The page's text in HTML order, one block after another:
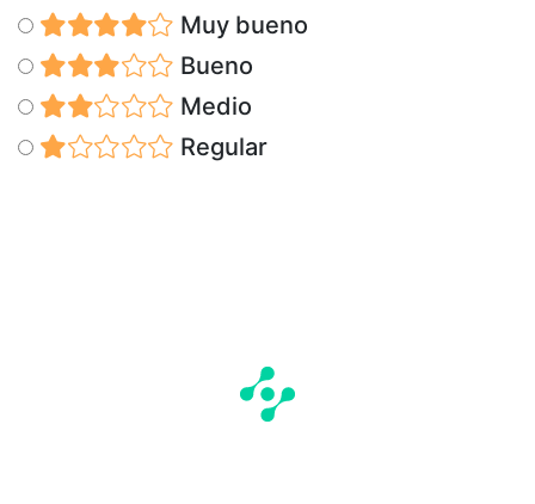
Muy bueno
Bueno
Medio
Regular